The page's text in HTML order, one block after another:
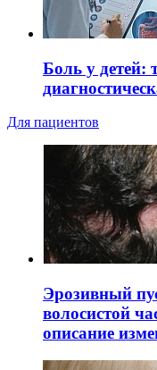
Боль у детей:
Для пациентов
Эрозивный
волосистой
описание